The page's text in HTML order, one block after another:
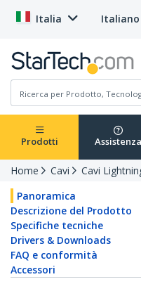
Italia Italiano
Prodotti Assistenza
Home Cavi Cavi
Panoramica
Descrizione del Prodotto
Specifiche tecniche
Drivers & Downloads
FAQ e conformità
Accessori